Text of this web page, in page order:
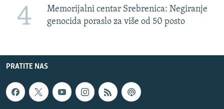
4
Memorijalni centar Srebrenica: Negiranje
genocida poraslo za više od 50 posto
PRATITE NAS